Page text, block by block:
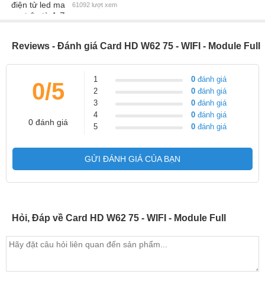
61092 lượt xem
Reviews - Đánh giá Card HD W62 75 - WIFI - Module Full
0/5
0 đánh giá
1 0 đánh giá
2
0 đánh giá
3
0 đánh giá
4
0 đánh giá
5
0 đánh giá
GỬI ĐÁNH GIÁ CỦA BẠN
Hỏi, Đáp về Card HD W62 75 - WIFI - Module Full